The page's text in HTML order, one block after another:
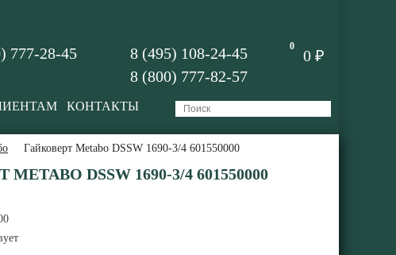
0
0 ₽
8 (495) 108-24-45
8 (800) 777-82-57
777-28-45
КОНТАКТЫ
Гайковерт Metabo DSSW 1690-3/4 601550000
DSSW 1690-3/4 601550000